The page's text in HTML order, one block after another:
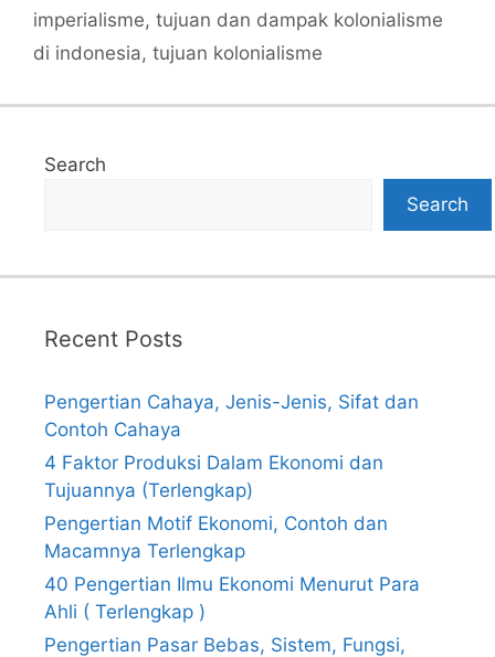
imperialisme, tujuan dan dampak kolonialisme
di indonesia, tujuan kolonialisme
Search
Search
Recent Posts
Pengertian Cahaya, Jenis-Jenis, Sifat dan
Contoh Cahaya
4 Faktor Produksi Dalam Ekonomi dan
Tujuannya (Terlengkap)
Pengertian Motif Ekonomi, Contoh dan
Macamnya Terlengkap
40 Pengertian Ilmu Ekonomi Menurut Para
Ahli ( Terlengkap )
Pengertian Pasar Bebas, Sistem, Fungsi,